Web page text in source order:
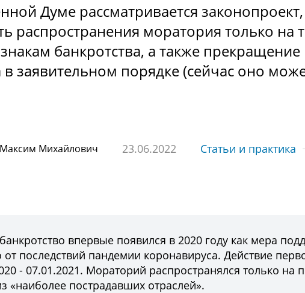
Думе рассматривается
распространения моратория только на
банкротства, а также
в заявительном порядке (сейчас оно
Михайлович 23.06.2022 Статьи и практика
впервые появился в 2020 году как мера
от последствий пандемии коронавируса. Действие
- 07.01.2021. Мораторий распространялся только на
«наиболее пострадавших отраслей».